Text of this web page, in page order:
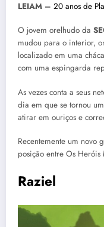
LEIAM – 20 anos de
O jovem orelhudo da
mudou para o interior,
localizado em uma
com uma espingarda
As vezes conta a seus
dia em que se tornou
atirar em ouriços e
Recentemente um novo
posição entre Os Heróis
Raziel